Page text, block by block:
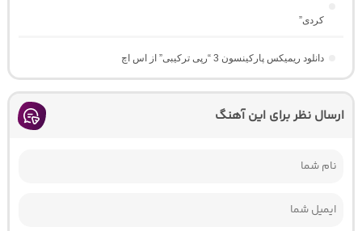
کردی”
دانلود ریمیکس پارکینسون 3 “رپی ترکیبی” از اس اچ
ارسال نظر برای این آهنگ